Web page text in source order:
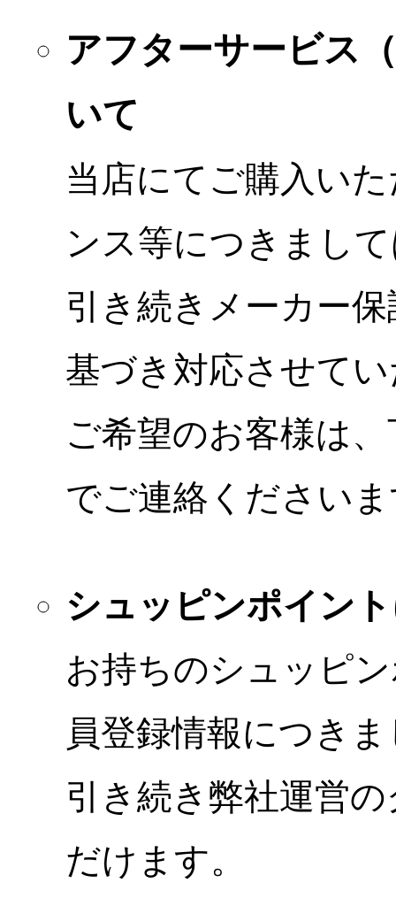
アフターサービス
いて
当店にてご購入い
ンス等につきまし
引き続きメーカー
基づき対応させて
ご希望のお客様は
でご連絡ください
シュッピンポイン
お持ちのシュッピ
員登録情報につき
引き続き弊社運営
だけます。